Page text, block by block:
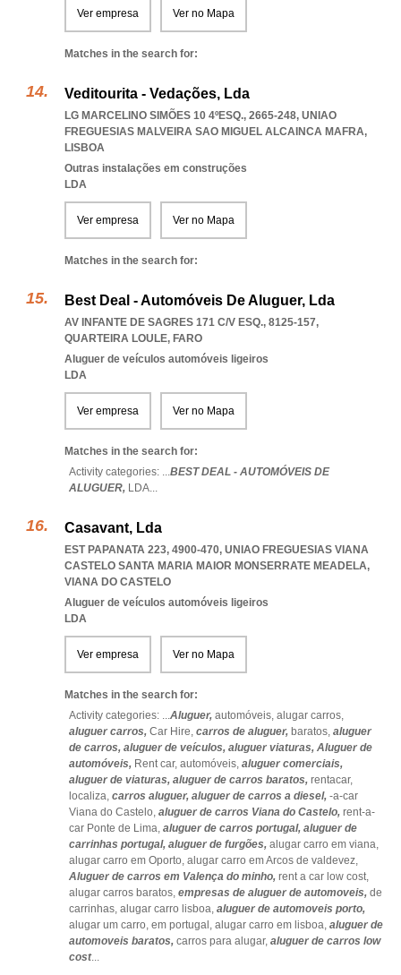
Ver empresa Ver no Mapa
Matches in the search for:
Veditourita - Vedações, Lda
LG MARCELINO SIMÕES 10 4ºESQ., 2665-248, UNIAO
FREGUESIAS MALVEIRA SAO MIGUEL ALCAINCA MAFRA,
LISBOA
Outras instalações em construções
LDA
Ver empresa Ver no Mapa
Matches in the search for:
Best Deal - Automóveis De Aluguer, Lda
AV INFANTE DE SAGRES 171 C/V ESQ., 8125-157,
QUARTEIRA LOULE, FARO
Aluguer de veículos automóveis ligeiros
LDA
Ver empresa Ver no Mapa
Matches in the search for:
Activity categories: ...BEST DEAL - AUTOMÓVEIS DE
ALUGUER, LDA...
Casavant, Lda
EST PAPANATA 223, 4900-470, UNIAO FREGUESIAS VIANA
CASTELO SANTA MARIA MAIOR MONSERRATE MEADELA,
VIANA DO CASTELO
Aluguer de veículos automóveis ligeiros
LDA
Ver empresa Ver no Mapa
Matches in the search for:
Activity categories: ...Aluguer, automóveis, alugar carros,
aluguer carros, Car Hire, carros de aluguer, baratos, aluguer
de carros, aluguer de veículos, aluguer viaturas, Aluguer de
automóveis, Rent car, automóveis, aluguer comerciais,
aluguer de viaturas, aluguer de carros baratos, rentacar,
localiza, carros aluguer, aluguer de carros a diesel, -a-car
Viana do Castelo, aluguer de carros Viana do Castelo, rent-a-
car Ponte de Lima, aluguer de carros portugal, aluguer de
carrinhas portugal, aluguer de furgões, alugar carro em viana,
alugar carro em Oporto, alugar carro em Arcos de valdevez,
Aluguer de carros em Valença do minho, rent a car low cost,
alugar carros baratos, empresas de aluguer de automoveis, de
carrinhas, alugar carro lisboa, aluguer de automoveis porto,
alugar um carro, em portugal, alugar carro em lisboa, aluguer de
automoveis baratos, carros para alugar, aluguer de carros low
cost...